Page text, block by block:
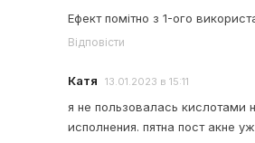
Ефект помітно з 1-ого
Відповісти
Катя 13.01.2023 в 15:11
я не пользовалась кислотами
исполнения. пятна пост акне